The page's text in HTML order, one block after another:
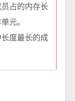
占的内存长
元。
度最长的成